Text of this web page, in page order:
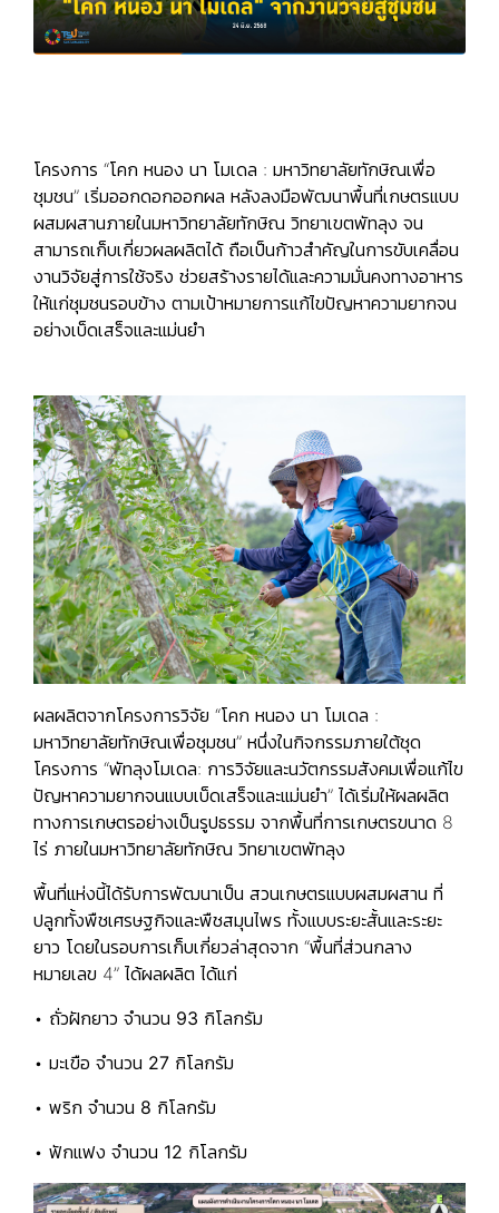
โครงการ “โคก หนอง นา โมเดล : มหาวิทยาลัยทักษิณเพื่อ
ชุมชน” เริ่มออกดอกออกผล หลังลงมือพัฒนาพื้นที่เกษตรแบบ
ผสมผสานภายในมหาวิทยาลัยทักษิณ วิทยาเขตพัทลุง จน
สามารถเก็บเกี่ยวผลผลิตได้ ถือเป็นก้าวสำคัญในการขับเคลื่อน
งานวิจัยสู่การใช้จริง ช่วยสร้างรายได้และความมั่นคงทางอาหาร
ให้แก่ชุมชนรอบข้าง ตามเป้าหมายการแก้ไขปัญหาความยากจน
อย่างเบ็ดเสร็จและแม่นยำ
ผลผลิตจากโครงการวิจัย “โคก หนอง นา โมเดล :
มหาวิทยาลัยทักษิณเพื่อชุมชน” หนึ่งในกิจกรรมภายใต้ชุด
โครงการ “พัทลุงโมเดล: การวิจัยและนวัตกรรมสังคมเพื่อแก้ไข
ปัญหาความยากจนแบบเบ็ดเสร็จและแม่นยำ” ได้เริ่มให้ผลผลิต
ทางการเกษตรอย่างเป็นรูปธรรม จากพื้นที่การเกษตรขนาด 8
ไร่ ภายในมหาวิทยาลัยทักษิณ วิทยาเขตพัทลุง
พื้นที่แห่งนี้ได้รับการพัฒนาเป็น สวนเกษตรแบบผสมผสาน ที่
ปลูกทั้งพืชเศรษฐกิจและพืชสมุนไพร ทั้งแบบระยะสั้นและระยะ
ยาว โดยในรอบการเก็บเกี่ยวล่าสุดจาก “พื้นที่ส่วนกลาง
หมายเลข 4” ได้ผลผลิต ได้แก่
• ถั่วฝักยาว จำนวน 93 กิโลกรัม
• มะเขือ จำนวน 27 กิโลกรัม
• พริก จำนวน 8 กิโลกรัม
• ฟักแฟง จำนวน 12 กิโลกรัม